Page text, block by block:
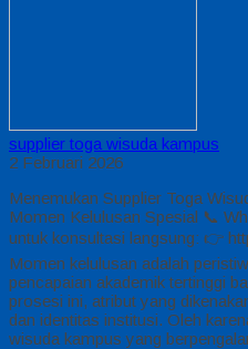
supplier toga wisuda kampus
2 Februari 2026
Menemukan Supplier Toga
Momen Kelulusan Spesial 📞
untuk konsultasi langsung: 👉
Momen kelulusan adalah
pencapaian akademik tertinggi
prosesi ini, atribut yang
dan identitas institusi. Oleh
wisuda kampus yang